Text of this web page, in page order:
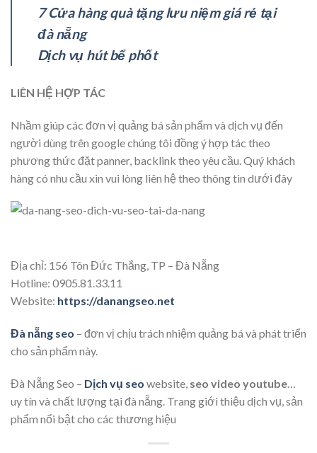
7 Cửa hàng quà tặng lưu niệm giá rẻ tại
đà nẵng
Dịch vụ hút bể phốt
LIÊN HỆ HỢP TÁC
Nhầm giúp các đơn vị quảng bá sản phẩm và dịch vụ đến
người dùng trên google chúng tôi đồng ý hợp tác theo
phương thức đặt panner, backlink theo yêu cầu. Quý khách
hàng có nhu cầu xin vui lòng liên hệ theo thông tin dưới đây
Địa chỉ: 156 Tôn Đức Thắng, TP – Đà Nẵng
Hotline: 0905.81.33.11
Website: https://danangseo.net
Đà nẵng seo – đơn vị chịu trách nhiệm quảng bá và phát triển
cho sản phẩm này.
Đà Nẵng Seo – Dịch vụ seo website, seo video youtube
uy tín và chất lượng tại đà nẵng. Trang giới thiệu dịch vụ, sản
phẩm nổi bật cho các thương hiệu